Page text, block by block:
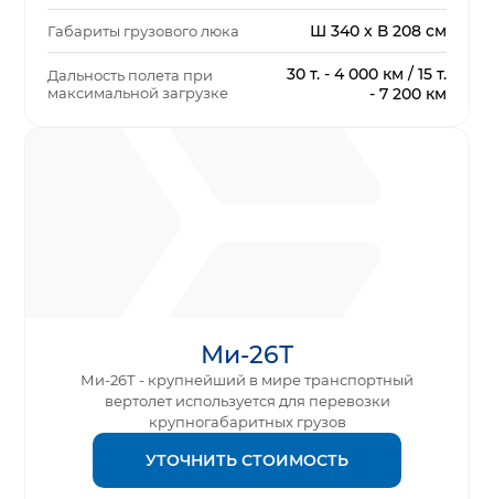
Габариты грузового люка Ш 340 х В 208 см
Дальность полета при
максимальной загрузке
30 т. - 4 000 км / 15 т.
- 7 200 км
Ми-26Т
Ми-26Т - крупнейший в мире транспортный
вертолет используется для перевозки
крупногабаритных грузов
УТОЧНИТЬ СТОИМОСТЬ